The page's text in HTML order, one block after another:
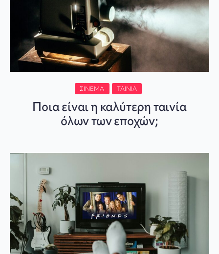
ΣΙΝΕΜΆ ΤΑΙΝΊΑ
Ποια είναι η καλύτερη ταινία
όλων των εποχών;